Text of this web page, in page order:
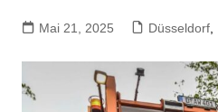
Mai 21, 2025 Düsseldorf,